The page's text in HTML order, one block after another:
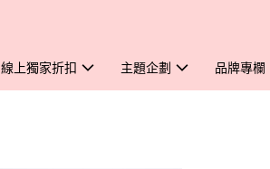
線上獨家折扣 主題企劃 品牌專欄